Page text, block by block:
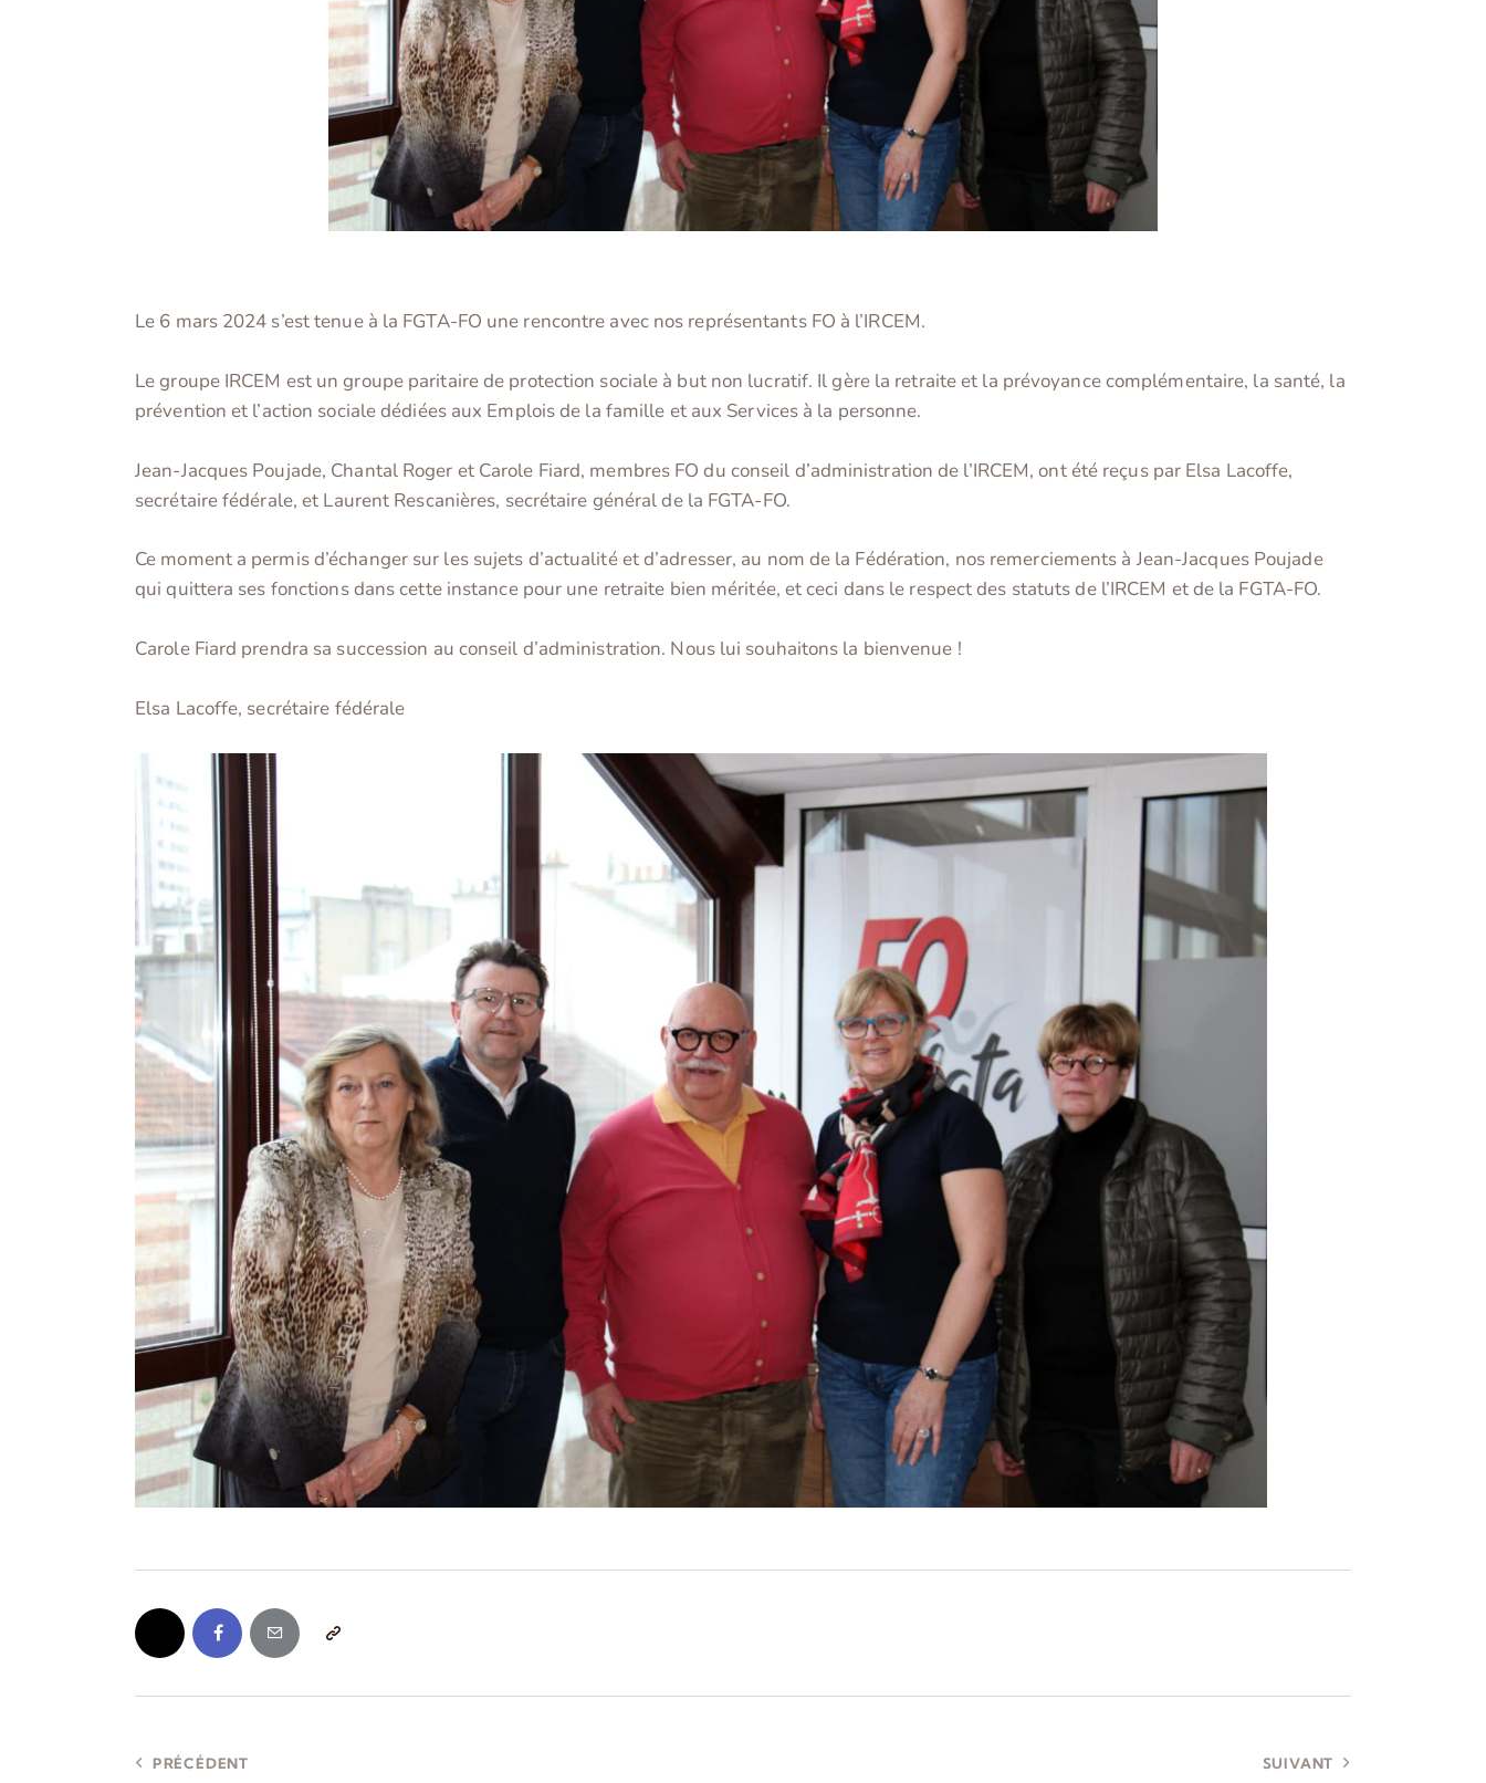
Le 6 mars 2024 s’est tenue à la FGTA-FO une rencontre avec nos représentants FO à l’IRCEM.
Le groupe IRCEM est un groupe paritaire de protection sociale à but non lucratif. Il gère la retraite et la prévoyance complémentaire, la santé, la
prévention et l’action sociale dédiées aux Emplois de la famille et aux Services à la personne.
Jean-Jacques Poujade, Chantal Roger et Carole Fiard, membres FO du conseil d’administration de l’IRCEM, ont été reçus par Elsa Lacoffe,
secrétaire fédérale, et Laurent Rescanières, secrétaire général de la FGTA-FO.
Ce moment a permis d’échanger sur les sujets d’actualité et d’adresser, au nom de la Fédération, nos remerciements à Jean-Jacques Poujade
qui quittera ses fonctions dans cette instance pour une retraite bien méritée, et ceci dans le respect des statuts de l’IRCEM et de la FGTA-FO.
Carole Fiard prendra sa succession au conseil d’administration. Nous lui souhaitons la bienvenue !
Elsa Lacoffe, secrétaire fédérale
PRÉCÉDENT SUIVANT